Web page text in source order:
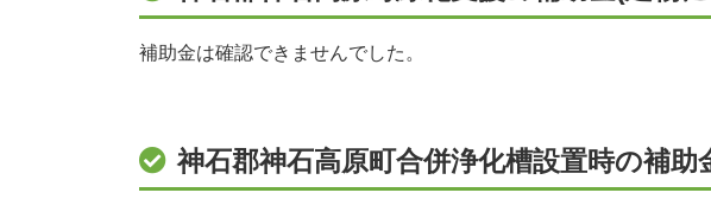
補助金は確認できませんでした。
神石郡神石高原町合併浄化槽設置時の補助